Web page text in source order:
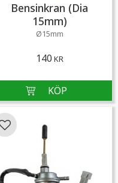
Bensinkran (Dia
15mm)
Ø15mm
140 KR
Lägg till i favoriter